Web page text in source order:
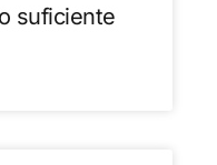
suficiente